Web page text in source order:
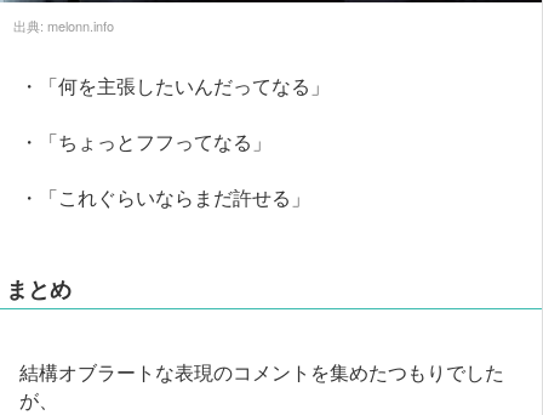
出典: melonn.info
・「何を主張したいんだってなる」
・「ちょっとフフってなる」
・「これぐらいならまだ許せる」
まとめ
結構オブラートな表現のコメントを集めたつもりでした
が、